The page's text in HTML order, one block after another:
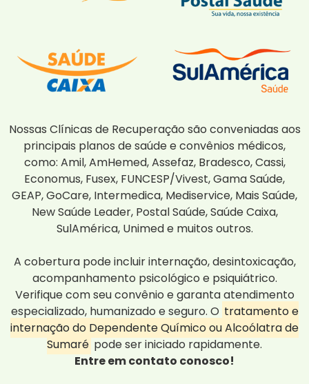
Nossas Clínicas de Recuperação são conveniadas aos
principais planos de saúde e convênios médicos,
como: Amil, AmHemed, Assefaz, Bradesco, Cassi,
Economus, Fusex, FUNCESP/Vivest, Gama Saúde,
GEAP, GoCare, Intermedica, Mediservice, Mais Saúde,
New Saúde Leader, Postal Saúde, Saúde Caixa,
SulAmérica, Unimed e muitos outros.
A cobertura pode incluir internação, desintoxicação,
acompanhamento psicológico e psiquiátrico.
Verifique com seu convênio e garanta atendimento
especializado, humanizado e seguro. O tratamento e
internação do Dependente Químico ou Alcoólatra de
Sumaré pode ser iniciado rapidamente.
Entre em contato conosco!